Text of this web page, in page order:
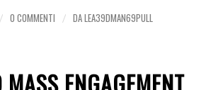
/ 0 COMMENTI / DALEA39DMAN69PULL
ENGAGEMENT